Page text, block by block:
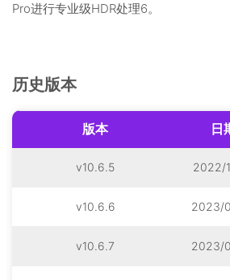
Pro进行专业级HDR处理6。
历史版本
版本 日
v10.6.5 2022/
v10.6.6 2023/
v10.6.7 2023/